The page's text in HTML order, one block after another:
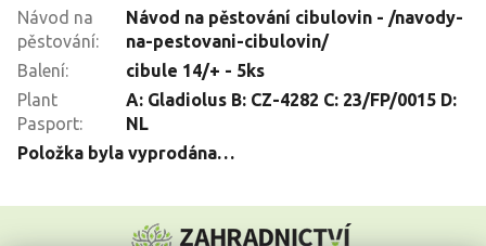
Návod na
pěstování:
Návod na pěstování cibulovin - /navody-
na-pestovani-cibulovin/
Balení:
cibule 14/+ - 5ks
Plant
Pasport:
A: Gladiolus B: CZ-4282 C: 23/FP/0015 D:
NL
Položka byla vyprodána…